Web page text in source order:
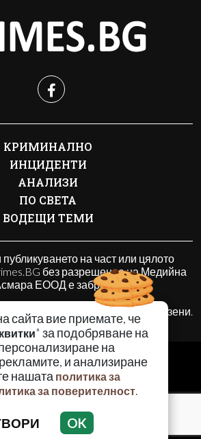
сайта вие приемате, че
" за подобряване на
на
и анализиране
нашата политика за
за поверителност.
OK
КРИМИНАЛНО
ИНЦИДЕНТИ
АНАЛИЗИ
ПО СВЕТА
ВОДЕЩИ ТЕМИ
на част или цялото
без разрешение на Медийна
ЕООД е забранено.
| Crimes.BG. Всички права запазени.
РЕКЛАМА
КОНТАКТИ
ОБЩИ УСЛОВИЯ
ЗА БИСКВИТКИТЕ